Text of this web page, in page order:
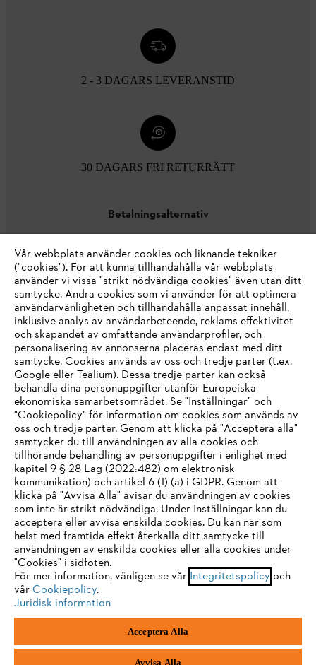
2 - 3 DAGARS LEVERANSTID
30 DAGARS FRI RETURRÄTT
Betalningsalternativ
Företaget
STIHL FAQ
Service
Allmänna villkor och bestämmelser
Integritetspolicy
Juridisk information
Box 3062
IHR BROWSER WIRD NICHT
UNTERSTÜTZT
Sie nutzen einen Browser, den wir noch nicht unterstützen. Für
eine optimale Nutzung unserer Seite empfehlen wir Ihnen, zu
einem der folgenden Browser zu wechseln:
Firefox Chrome
Vår webbplats använder cookies och liknande tekniker
("cookies"). För att kunna tillhandahålla vår webbplats
använder vi vissa "strikt nödvändiga cookies" även utan ditt
samtycke. Andra cookies som vi använder för att optimera
användarvänligheten och tillhandahålla anpassat innehåll,
inklusive analys av användarbeteende, reklams effektivitet
och skapandet av omfattande användarprofiler, och
personalisering av annonserna placeras endast med ditt
samtycke. Cookies används av oss och tredje parter (t.ex.
Google eller Tealium). Dessa tredje parter kan också
behandla dina personuppgifter utanför Europeiska
ekonomiska samarbetsområdet. Se "Inställningar" och
"Cookiepolicy" för information om cookies som används av
oss och tredje parter. Genom att klicka på "Acceptera alla"
samtycker du till användningen av alla cookies och
tillhörande behandling av personuppgifter i enlighet med
kapitel 9 § 28 Lag (2022:482) om elektronisk
kommunikation) och artikel 6 (1) (a) i GDPR. Genom att
klicka på "Avvisa Alla" avisar du användningen av cookies
som inte är strikt nödvändiga. Under Inställningar kan du
acceptera eller avvisa enskilda cookies. Du kan när som
helst med framtida effekt återkalla ditt samtycke till
användningen av enskilda cookies eller alla cookies under
"Cookies" i sidfoten.
För mer information, vänligen se vår Integritetspolicy och
vår Cookiepolicy.
Juridisk information
Acceptera Alla
Avvisa Alla